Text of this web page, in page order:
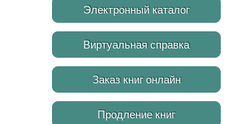
Электронный каталог
Виртуальная справка
Заказ книг онлайн
Продление книг